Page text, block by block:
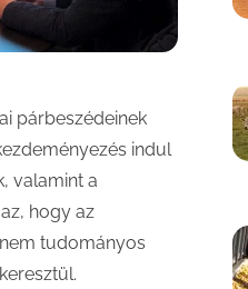
párbeszédeinek
indul
valamint a
hogy az
tudományos